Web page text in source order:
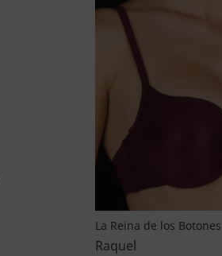
La Reina de los Botones
Raquel